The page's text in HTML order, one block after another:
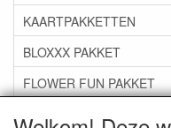
KAARTPAKKETTEN
BLOXXX PAKKET
FLOWER FUN PAKKET
***GROEP 06*** TAPE/